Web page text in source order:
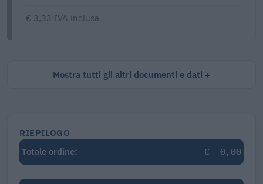
€ 3,33 IVA inclusa
Mostra tutti gli altri documenti e dati
RIEPILOGO
Totale ordine:
€ 0,00